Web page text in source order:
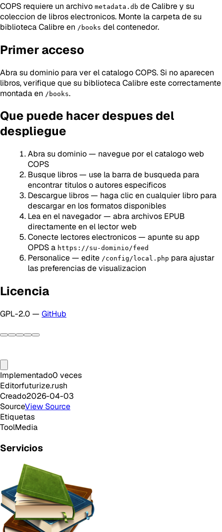
COPS requiere un archivo metadata.db de Calibre y su
coleccion de libros electronicos. Monte la carpeta de su
biblioteca Calibre en /books del contenedor.
Primer acceso
Abra su dominio para ver el catalogo COPS. Si no aparecen
libros, verifique que su biblioteca Calibre este correctamente
montada en /books.
Que puede hacer despues del
despliegue
Abra su dominio — navegue por el catalogo web
COPS
Busque libros — use la barra de busqueda para
encontrar titulos o autores especificos
Descargue libros — haga clic en cualquier libro para
descargar en los formatos disponibles
Lea en el navegador — abra archivos EPUB
directamente en el lector web
Conecte lectores electronicos — apunte su app
OPDS a https://su-dominio/feed
Personalice — edite /config/local.php para ajustar
las preferencias de visualizacion
Licencia
GPL-2.0 — GitHub
Implementado0 veces
Editorfuturize.rush
Creado2026-04-03
SourceView Source
Etiquetas
ToolMedia
Servicios